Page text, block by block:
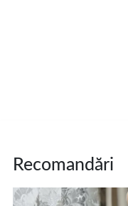
Recomandări